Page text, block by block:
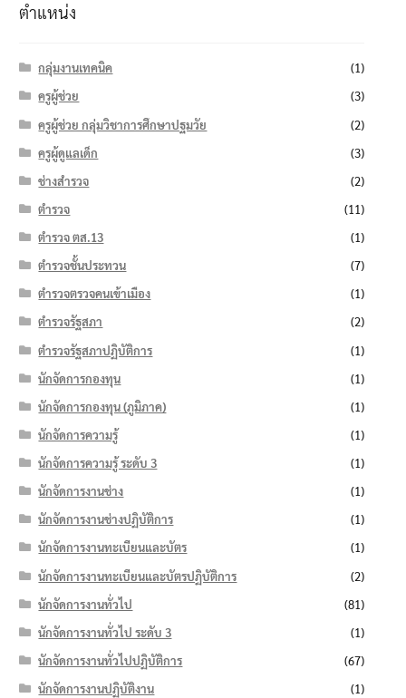
ตำแหน่ง
กลุ่มงานเทคนิค
(1)
ครูผู้ช่วย
(3)
ครูผู้ช่วย กลุ่มวิชาการศึกษาปฐมวัย
(2)
ครูผู้ดูแลเด็ก
(3)
ช่างสำรวจ
(2)
ตำรวจ
(11)
ตำรวจ ตส.13
(1)
ตำรวจชั้นประทวน
(7)
ตำรวจตรวจคนเข้าเมือง
(1)
ตำรวจรัฐสภา
(2)
ตำรวจรัฐสภาปฏิบัติการ
(1)
นักจัดการกองทุน
(1)
นักจัดการกองทุน (ภูมิภาค)
(1)
นักจัดการความรู้
(1)
นักจัดการความรู้ ระดับ 3
(1)
นักจัดการงานช่าง
(1)
นักจัดการงานช่างปฏิบัติการ
(1)
นักจัดการงานทะเบียนและบัตร
(1)
นักจัดการงานทะเบียนและบัตรปฏิบัติการ
(2)
นักจัดการงานทั่วไป
(81)
นักจัดการงานทั่วไป ระดับ 3
(1)
นักจัดการงานทั่วไปปฏิบัติการ
(67)
นักจัดการงานปฏิบัติงาน
(1)